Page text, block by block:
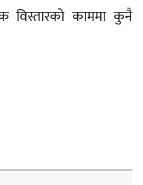
विस्तारकाे काममा कुनै